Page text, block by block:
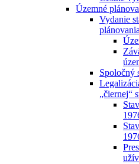
Územné
Vydanie
plánovania
Spoločný
„čiernej“